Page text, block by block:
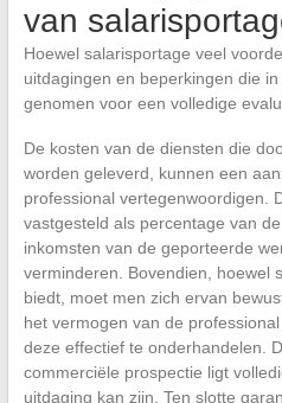
van
Hoewel salarisportage veel
uitdagingen en beperkingen die
genomen voor een volledige
De kosten van de diensten die
worden geleverd, kunnen een
professional vertegenwoordigen.
vastgesteld als percentage van
inkomsten van de geporteerde
verminderen. Bovendien, hoewel
biedt, moet men zich ervan
het vermogen van de
deze effectief te onderhandelen.
commerciële prospectie ligt
uitdaging kan zijn. Ten slotte